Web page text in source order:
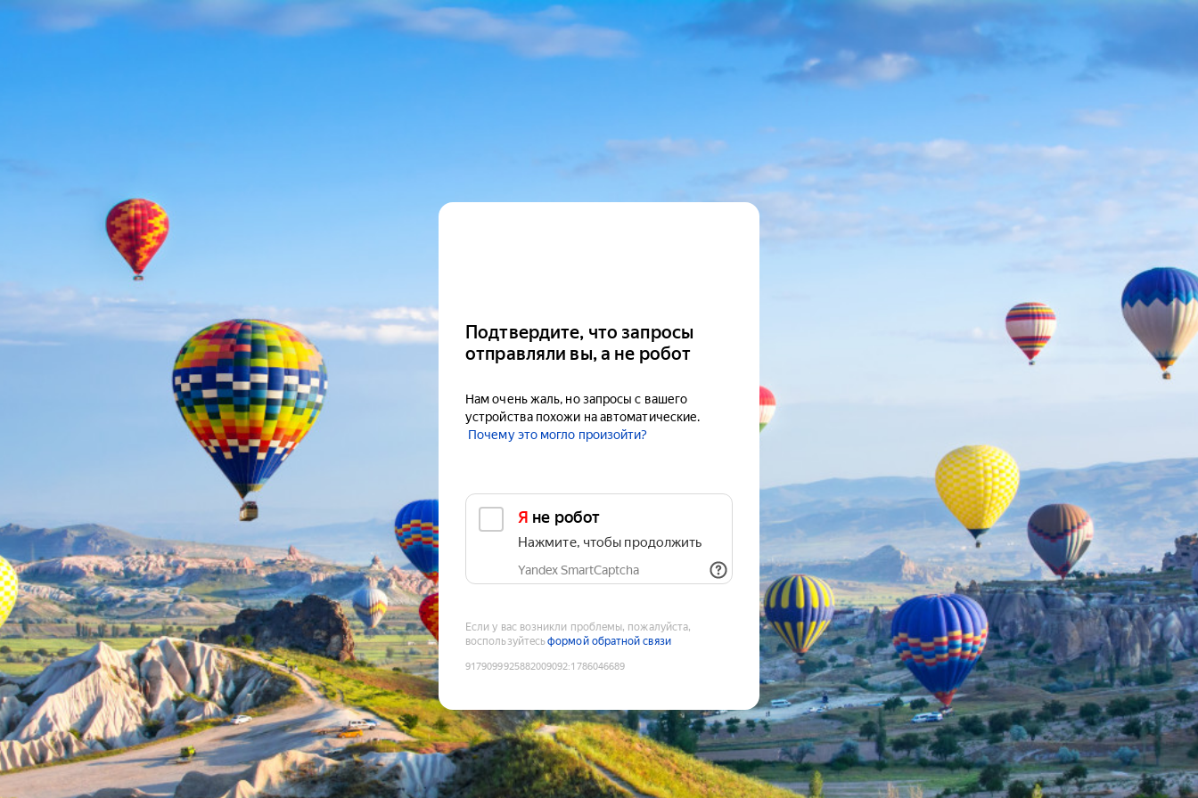
Подтвердите, что запросы
отправляли вы, а не робот
Нам очень жаль, но запросы с вашего
устройства похожи на автоматические.
Почему это могло произойти?
Я не робот
Нажмите, чтобы продолжить
Yandex SmartCaptcha
Если у вас возникли проблемы, пожалуйста,
воспользуйтесьформой обратной связи
9179099925882009092:1786046689